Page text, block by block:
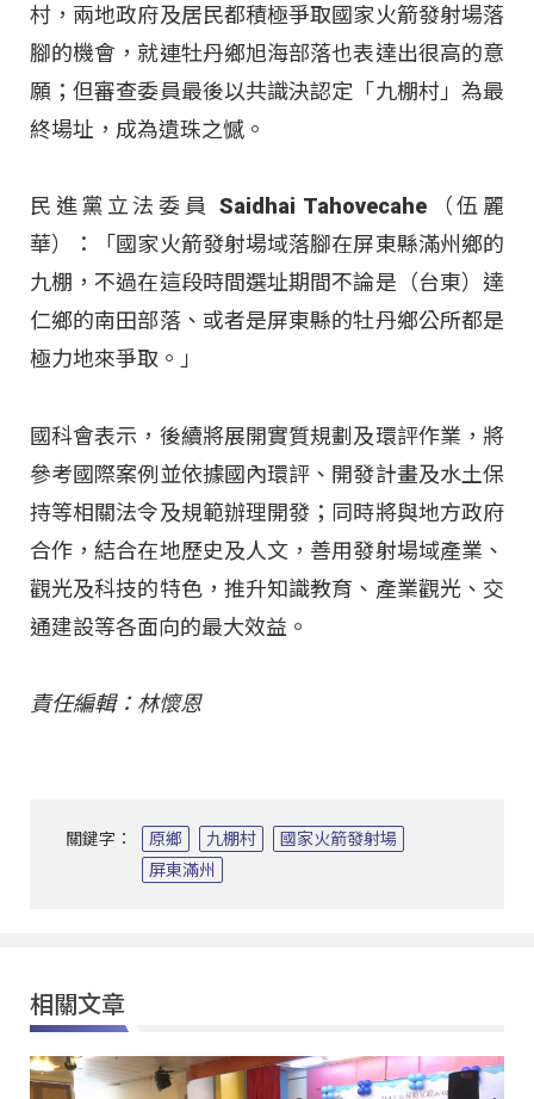
村，兩地政府及居民都積極爭取國家火箭發射場落
腳的機會，就連牡丹鄉旭海部落也表達出很高的意
願；但審查委員最後以共識決認定「九棚村」為最
終場址，成為遺珠之憾。
民進黨立法委員 Saidhai Tahovecahe（伍麗
華）：「國家火箭發射場域落腳在屏東縣滿州鄉的
九棚，不過在這段時間選址期間不論是（台東）達
仁鄉的南田部落、或者是屏東縣的牡丹鄉公所都是
極力地來爭取。」
國科會表示，後續將展開實質規劃及環評作業，將
參考國際案例並依據國內環評、開發計畫及水土保
持等相關法令及規範辦理開發；同時將與地方政府
合作，結合在地歷史及人文，善用發射場域產業、
觀光及科技的特色，推升知識教育、產業觀光、交
通建設等各面向的最大效益。
責任編輯：林懷恩
關鍵字： 原鄉 九棚村
國家火箭發射場
屏東滿州
相關文章